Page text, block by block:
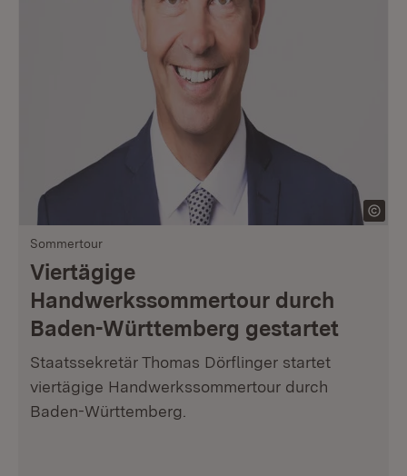
Sommertour
Viertägige
Handwerkssommertour durch
Baden-Württemberg gestartet
Staatssekretär Thomas Dörflinger startet
viertägige Handwerkssommertour durch
Baden-Württemberg.